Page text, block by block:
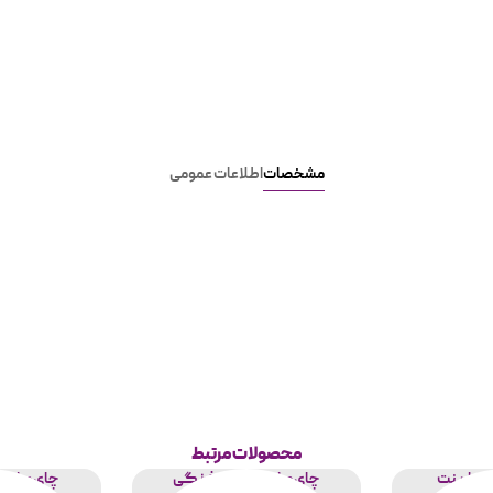
مشخصاتاطلاعات عمومی
محصولات مرتبط
ارینت
چای مراکشی توت فرنگی
چای